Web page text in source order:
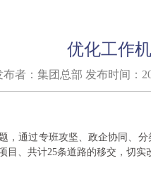
优化工作
布者：集团总部 发布时间：
，通过专班攻坚、政企协同、
目、共计25条道路的移交，切实